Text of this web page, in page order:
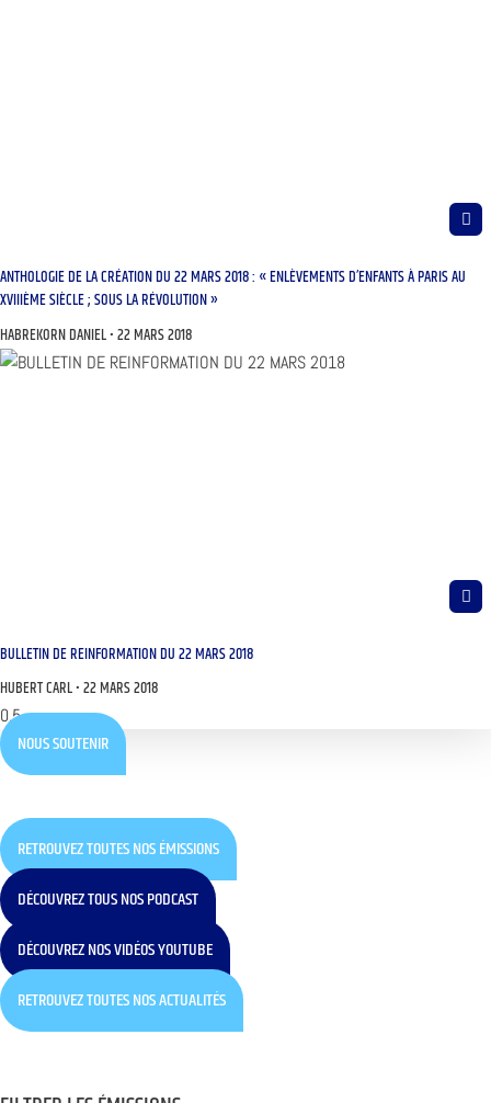
ANTHOLOGIE DE LA CRÉATION DU 22 MARS 2018 : « ENLÈVEMENTS D’ENFANTS À PARIS AU
XVIIIÈME SIÈCLE ; SOUS LA RÉVOLUTION »
HABREKORN DANIEL 22 MARS 2018
BULLETIN DE REINFORMATION DU 22 MARS 2018
HUBERT CARL 22 MARS 2018
NOUS SOUTENIR
RETROUVEZ TOUTES NOS ÉMISSIONS
DÉCOUVREZ TOUS NOS PODCAST
DÉCOUVREZ NOS VIDÉOS YOUTUBE
RETROUVEZ TOUTES NOS ACTUALITÉS